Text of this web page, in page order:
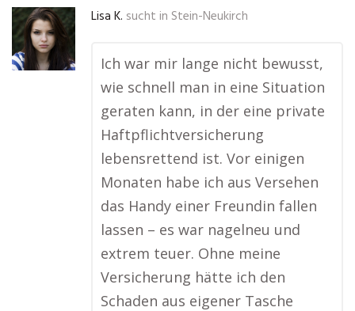
Lisa K. sucht in Stein-Neukirch
Ich war mir lange nicht bewusst,
wie schnell man in eine Situation
geraten kann, in der eine private
Haftpflichtversicherung
lebensrettend ist. Vor einigen
Monaten habe ich aus Versehen
das Handy einer Freundin fallen
lassen – es war nagelneu und
extrem teuer. Ohne meine
Versicherung hätte ich den
Schaden aus eigener Tasche